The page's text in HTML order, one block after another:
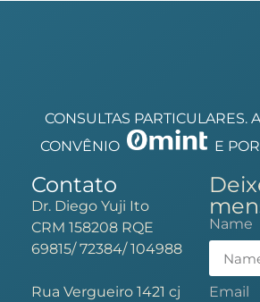
CONSULTAS PARTICULARES.
CONVÊNIO
E POR
Contato
Dr. Diego Yuji Ito
CRM 158208 RQE
69815/ 72384/ 104988
Rua Vergueiro 1421 cj
Name
Email